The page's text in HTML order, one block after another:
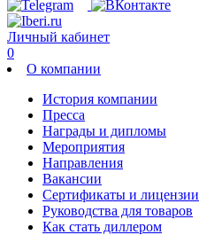
Личный кабинет
0
О компании
История компании
Пресса
Награды и дипломы
Мероприятия
Направления
Вакансии
Сертификаты и лицензии
Руководства для товаров
Как стать диллером